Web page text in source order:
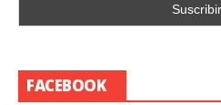
FACEBOOK